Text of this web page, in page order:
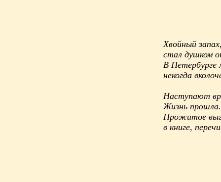
Хвойный
стал душком
В Петербурге
некогда
Наступают
Жизнь
Прожитое
в книге,